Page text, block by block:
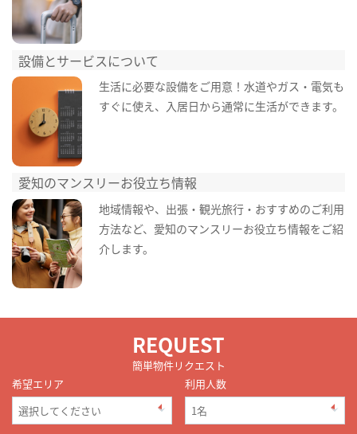
設備とサービスについて
生活に必要な設備をご用意！水道やガス・電気も
すぐに使え、入居日から通常に生活ができます。
愛知のマンスリーお役立ち情報
地域情報や、出張・観光旅行・おすすめのご利用
方法など、愛知のマンスリーお役立ち情報をご紹
介します。
REQUEST
簡単物件リクエスト
希望エリア
利用人数